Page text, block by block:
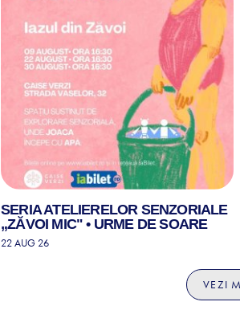
SERIA ATELIERELOR SENZORIALE
„ZĂVOI MIC" • URME DE SOARE
22 AUG 26
VEZI